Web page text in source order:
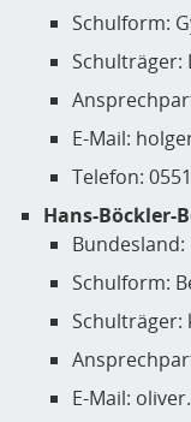
Schulform:
Schulträger:
E-Mail:
Telefon:
Hans-Böckler-
Schulform:
Schulträger:
E-Mail: